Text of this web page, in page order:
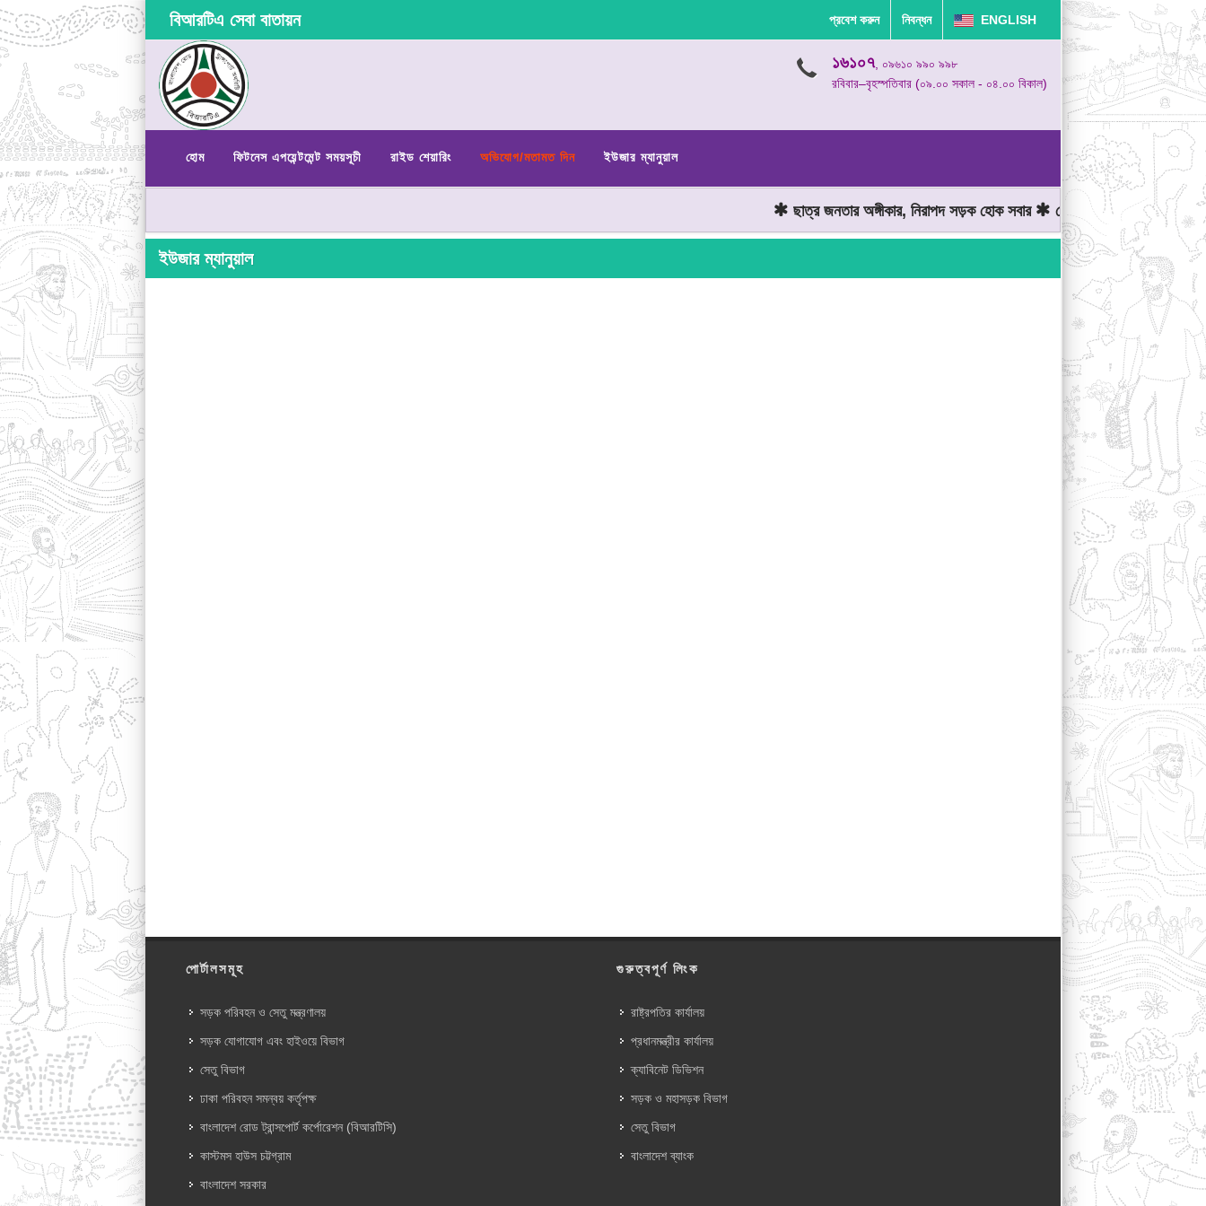
বিআরটিএ সেবা বাতায়ন প্রবেশ করুন নিবন্ধন ENGLISH
১৬১০৭, ০৯৬১০ ৯৯০ ৯৯৮
রবিবার–বৃহস্পতিবার (০৯.০০ সকাল - ০৪.০০ বিকাল)
হোম ফিটনেস এপয়েন্টমেন্ট সময়সূচী রাইড শেয়ারিং অভিযোগ/মতামত দিন ইউজার ম্যানুয়াল
ছাত্র জনতার অঙ্গীকার, নিরাপদ সড়ক হোক সবার মোটরযান চালানোর সময় গতিসীমা
ইউজার ম্যানুয়াল
পোর্টালসমূহ
সড়ক পরিবহন ও সেতু মন্ত্রণালয়
সড়ক যোগাযোগ এবং হাইওয়ে বিভাগ
সেতু বিভাগ
ঢাকা পরিবহন সমন্বয় কর্তৃপক্ষ
বাংলাদেশ রোড ট্রান্সপোর্ট কর্পোরেশন (বিআরটিসি)
কাস্টমস হাউস চট্টগ্রাম
বাংলাদেশ সরকার
গুরুত্বপূর্ণ লিংক
রাষ্ট্রপতির কার্যালয়
প্রধানমন্ত্রীর কার্যালয়
ক্যাবিনেট ডিভিশন
সড়ক ও মহাসড়ক বিভাগ
সেতু বিভাগ
বাংলাদেশ ব্যাংক